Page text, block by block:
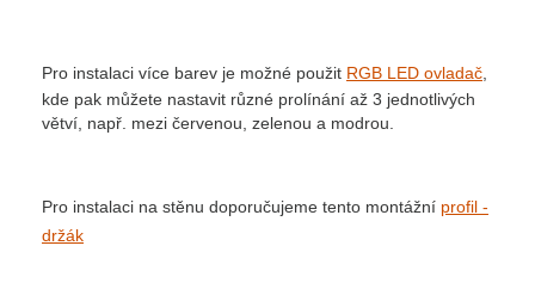
Pro instalaci více barev je možné použit RGB LED ovladač
kde pak můžete nastavit různé prolínání až 3 jednotlivých
větví, např. mezi červenou, zelenou a modrou.
Pro instalaci na stěnu doporučujeme tento montážní profil -
držák